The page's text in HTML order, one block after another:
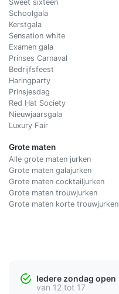
Sweet sixteen
Schoolgala
Kerstgala
Sensation white
Examen gala
Prinses Carnaval
Bedrijfsfeest
Haringparty
Prinsjesdag
Red Hat Society
Nieuwjaarsgala
Luxury Fair
Grote maten
Alle grote maten jurken
Grote maten galajurken
Grote maten cocktailjurken
Grote maten trouwjurken
Grote maten korte trouwjurken
Iedere zondag open
van 12 tot 17